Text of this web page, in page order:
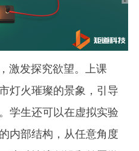
发探究欲望。上课
灯火璀璨的景象，引导
学生还可以在虚拟实验
内部结构，从任意角度